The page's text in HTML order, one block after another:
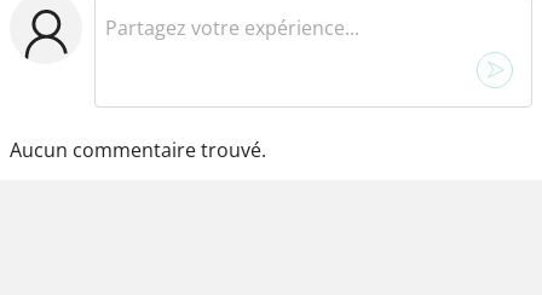
Aucun commentaire trouvé.